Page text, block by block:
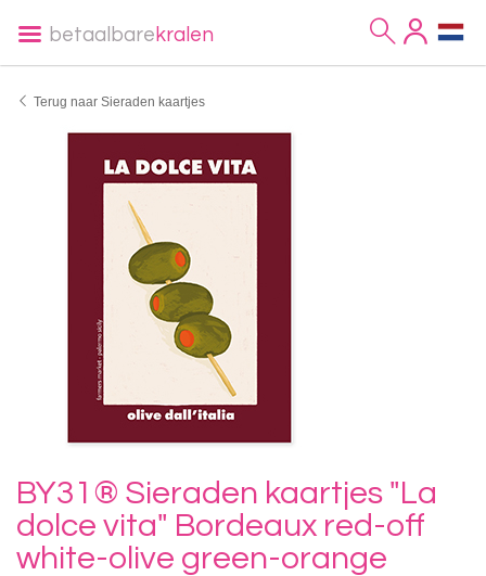
betaalbare kralen
Terug naar Sieraden kaartjes
BY31® Sieraden kaartjes "La
dolce vita" Bordeaux red-off
white-olive green-orange